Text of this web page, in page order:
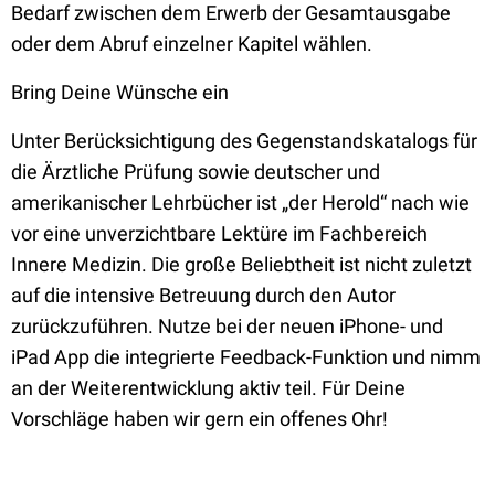
Bedarf zwischen dem Erwerb der Gesamtausgabe
oder dem Abruf einzelner Kapitel wählen.
Bring Deine Wünsche ein
Unter Berücksichtigung des Gegenstandskatalogs für
die Ärztliche Prüfung sowie deutscher und
amerikanischer Lehrbücher ist „der Herold“ nach wie
vor eine unverzichtbare Lektüre im Fachbereich
Innere Medizin. Die große Beliebtheit ist nicht zuletzt
auf die intensive Betreuung durch den Autor
zurückzuführen. Nutze bei der neuen iPhone- und
iPad App die integrierte Feedback-Funktion und nimm
an der Weiterentwicklung aktiv teil. Für Deine
Vorschläge haben wir gern ein offenes Ohr!